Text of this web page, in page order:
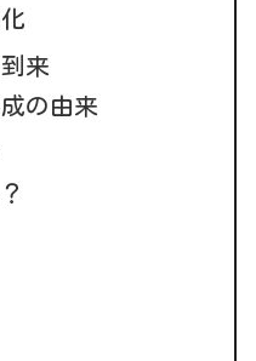
来
の由来